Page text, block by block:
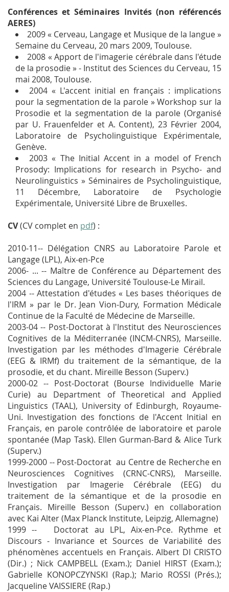
Conférences et Séminaires Invités (non référencés
AERES)
2009 « Cerveau, Langage et Musique de la langue »
Semaine du Cerveau, 20 mars 2009, Toulouse.
2008 « Apport de l'imagerie cérébrale dans l'étude
de la prosodie » - Institut des Sciences du Cerveau, 15
mai 2008, Toulouse.
2004 « L'accent initial en français : implications
pour la segmentation de la parole » Workshop sur la
Prosodie et la segmentation de la parole (Organisé
par U. Frauenfelder et A. Content), 23 Février 2004,
Laboratoire de Psycholinguistique Expérimentale,
Genève.
2003 « The Initial Accent in a model of French
Prosody: Implications for research in Psycho- and
Neurolinguistics » Séminaires de Psycholinguistique,
11 Décembre, Laboratoire de Psychologie
Expérimentale, Université Libre de Bruxelles.
CV(CV complet en pdf) :
2010-11-- Délégation CNRS au Laboratoire Parole et
Langage (LPL), Aix-en-Pce
2006- ... -- Maître de Conférence au Département des
Sciences du Langage, Université Toulouse-Le Mirail.
2004 -- Attestation d'études « Les bases théoriques de
l'IRM » par le Dr. Jean Vion-Dury, Formation Médicale
Continue de la Faculté de Médecine de Marseille.
2003-04 -- Post-Doctorat à l'Institut des Neurosciences
Cognitives de la Méditerranée (INCM-CNRS), Marseille.
Investigation par les méthodes d'Imagerie Cérébrale
(EEG & IRMf) du traitement de la sémantique, de la
prosodie, et du chant. Mireille Besson (Superv.)
2000-02 -- Post-Doctorat (Bourse Individuelle Marie
Curie) au Department of Theoretical and Applied
Linguistics (TAAL), University of Edinburgh, Royaume-
Uni. Investigation des fonctions de l'Accent Initial en
Français, en parole contrôlée de laboratoire et parole
spontanée (Map Task). Ellen Gurman-Bard & Alice Turk
(Superv.)
1999-2000 -- Post-Doctorat au Centre de Recherche en
Neurosciences Cognitives (CRNC-CNRS), Marseille.
Investigation par Imagerie Cérébrale (EEG) du
traitement de la sémantique et de la prosodie en
Français. Mireille Besson (Superv.) en collaboration
avec Kai Alter (Max Planck Institute, Leipzig, Allemagne)
1999 -- Doctorat au LPL, Aix-en-Pce. Rythme et
Discours - Invariance et Sources de Variabilité des
phénomènes accentuels en Français. Albert DI CRISTO
(Dir.) ; Nick CAMPBELL (Exam.); Daniel HIRST (Exam.);
Gabrielle KONOPCZYNSKI (Rap.); Mario ROSSI (Prés.);
Jacqueline VAISSIERE (Rap.)